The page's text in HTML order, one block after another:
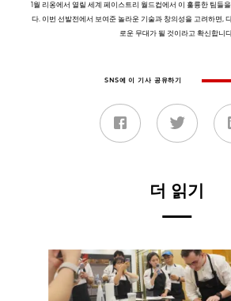
1월 리옹에서 열릴 세계 페이스트리 월드컵에서 이 훌륭한 팀들
다. 이번 선발전에서 보여준 놀라운 기술과 창의성을 고려하면,
로운 무대가 될 것이라고 확신합니
SNS에 이 기사 공유하기
더 읽기